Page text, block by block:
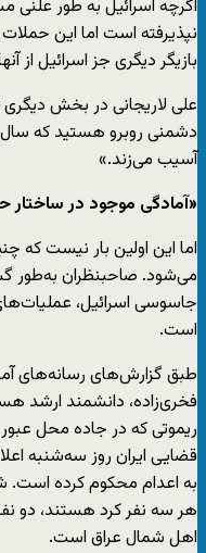
اگرچه اسرائیل به طور علنی
نپذیرفته است اما این
بازیگر دیگری جز اسرائیل از
علی لاریجانی در بخش
دشمنی روبرو هستید که
آسیب می‌زند.»
«آمادگی موجود در ساختار
اما این اولین بار نیست که
می‌شود. صاحبنظران به‌طور
جاسوسی اسرائیل، عملیات‌های
است.
فخری‌زاده، دانشمند ارشد
ریموتی که در جاده محل
قضایی ایران روز سه‌شنبه
به اعدام محکوم کرده است.
هر سه نفر کرد هستند، دو
اهل شمال عراق است.